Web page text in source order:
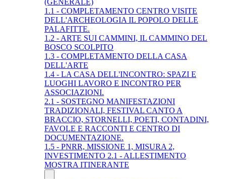
1.1 - COMPLETAMENTO CENTRO VISITE
DELL'ARCHEOLOGIA IL POPOLO DELLE
PALAFITTE.
1.2 - ARTE SUI CAMMINI, IL CAMMINO DEL
BOSCO SCOLPITO
1.3 - COMPLETAMENTO DELLA CASA
DELL'ARTE
1.4 - LA CASA DELL'INCONTRO: SPAZI E
LUOGHI LAVORO E INCONTRO PER
ASSOCIAZIONI.
2.1 - SOSTEGNO MANIFESTAZIONI
TRADIZIONALI, FESTIVAL CANTO A
BRACCIO, STORNELLI, POETI, CONTADINI,
FAVOLE E RACCONTI E CENTRO DI
DOCUMENTAZIONE.
1.5 - PNRR, MISSIONE 1, MISURA 2,
INVESTIMENTO 2.1 - ALLESTIMENTO
MOSTRA ITINERANTE